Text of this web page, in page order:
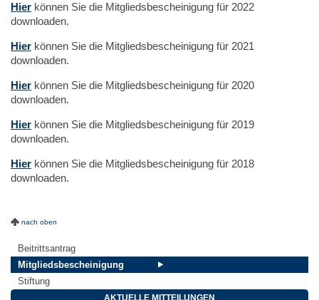
Hier können Sie die Mitgliedsbescheinigung für 2022
downloaden.
Hier können Sie die Mitgliedsbescheinigung für 2021
downloaden.
Hier können Sie die Mitgliedsbescheinigung für 2020
downloaden.
Hier können Sie die Mitgliedsbescheinigung für 2019
downloaden.
Hier können Sie die Mitgliedsbescheinigung für 2018
downloaden.
nach oben
Beitrittsantrag
Mitgliedsbescheinigung
Stiftung
AKTUELLE MITTEILUNGEN